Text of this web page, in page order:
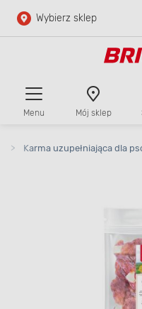
Przejdź do głównej
Wybierz sklep
Menu Mój sklep
> Karma uzupełniająca dla